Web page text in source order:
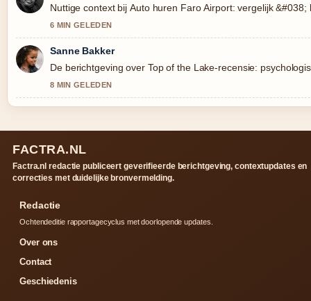
Nuttige context bij Auto huren Faro Airport: vergelijk
6 MIN GELEDEN
Sanne Bakker
De berichtgeving over Top of the Lake-recensie:
8 MIN GELEDEN
FACTRA.NL
Factra.nl redactie publiceert geverifieerde berichtgeving, contextupdates en
correcties met duidelijke bronvermelding.
Redactie
Ochtendeditie rapportagecyclus met doorlopende updates.
Over ons
Contact
Geschiedenis